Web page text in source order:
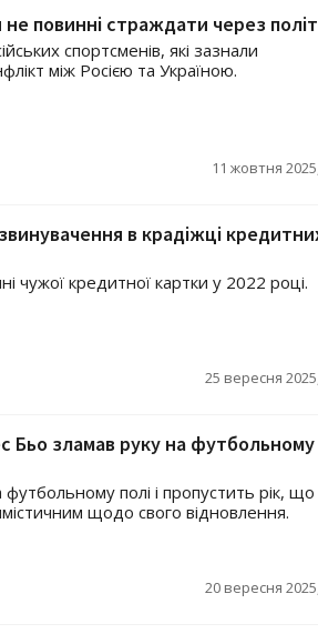
повинні страждати через
спортсменів, які зазнали
між Росією та Україною.
11 жовтня
в крадіжці
чужої кредитної картки у 2022 році.
25 вересня
Бьо зламав руку на футбольному
полі і пропустить рік, що
щодо свого відновлення.
20 вересня